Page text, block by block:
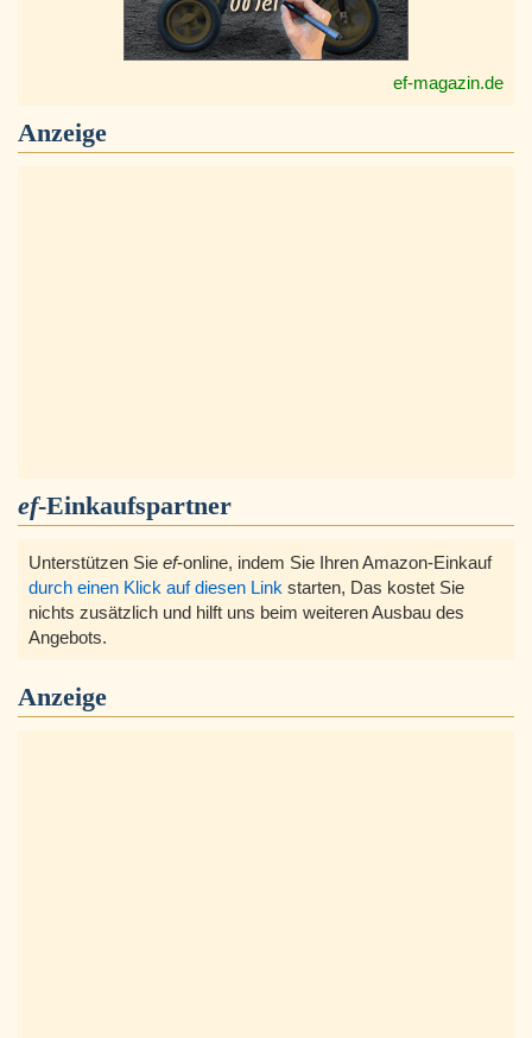
ef-magazin.de
Anzeige
ef-Einkaufspartner
Unterstützen Sie ef-online, indem Sie Ihren Amazon-Einkauf
durch einen Klick auf diesen Link starten, Das kostet Sie
nichts zusätzlich und hilft uns beim weiteren Ausbau des
Angebots.
Anzeige